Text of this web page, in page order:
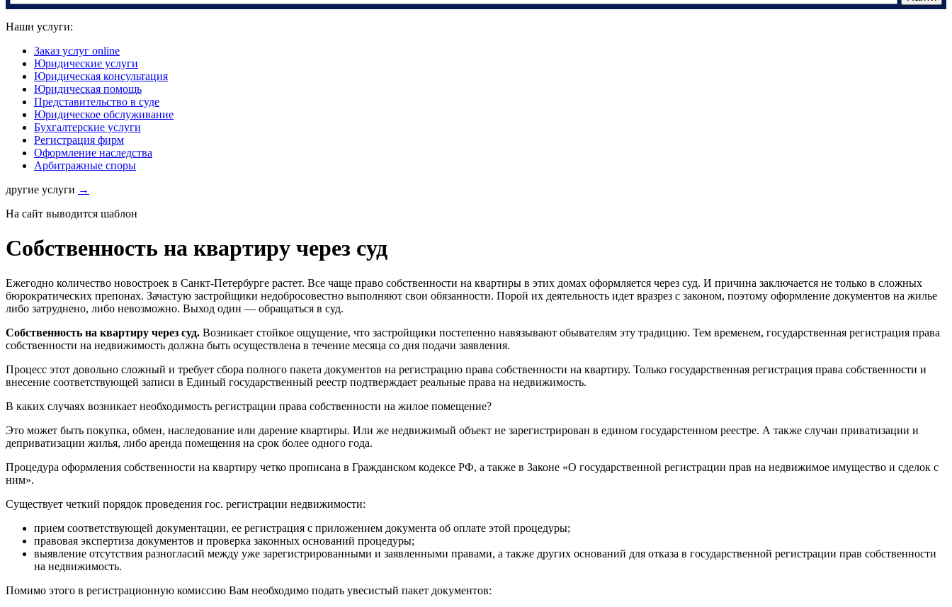
Наши услуги:
Заказ услуг online
Юридические услуги
Юридическая консультация
Юридическая помощь
Представительство в суде
Юридическое обслуживание
Бухгалтерские услуги
Регистрация фирм
Оформление наследства
Арбитражные споры
другие услуги →
На сайт выводится шаблон
Собственность на квартиру через суд
Ежегодно количество новостроек в Санкт-Петербурге растет. Все чаще право собственности на квартиры в этих домах оформляется через суд. И причина заключается не только в сложных
бюрократических препонах. Зачастую застройщики недобросовестно выполняют свои обязанности. Порой их деятельность идет вразрез с законом, поэтому оформление документов на жилье
либо затруднено, либо невозможно. Выход один — обращаться в суд.
Собственность на квартиру через суд. Возникает стойкое ощущение, что застройщики постепенно навязывают обывателям эту традицию. Тем временем, государственная регистрация права
собственности на недвижимость должна быть осуществлена в течение месяца со дня подачи заявления.
Процесс этот довольно сложный и требует сбора полного пакета документов на регистрацию права собственности на квартиру. Только государственная регистрация права собственности и
внесение соответствующей записи в Единый государственный реестр подтверждает реальные права на недвижимость.
В каких случаях возникает необходимость регистрации права собственности на жилое помещение?
Это может быть покупка, обмен, наследование или дарение квартиры. Или же недвижимый объект не зарегистрирован в едином государстенном реестре. А также случаи приватизации и
деприватизации жилья, либо аренда помещения на срок более одного года.
Процедура оформления собственности на квартиру четко прописана в Гражданском кодексе РФ, а также в Законе «О государственной регистрации прав на недвижимое имущество и сделок с
ним».
Существует четкий порядок проведения гос. регистрации недвижимости:
прием соответствующей документации, ее регистрация с приложением документа об оплате этой процедуры;
правовая экспертиза документов и проверка законных оснований процедуры;
выявление отсутствия разногласий между уже зарегистрированными и заявленными правами, а также других оснований для отказа в государственной регистрации прав собственности
на недвижимость.
Помимо этого в регистрационную комиссию Вам необходимо подать увесистый пакет документов: